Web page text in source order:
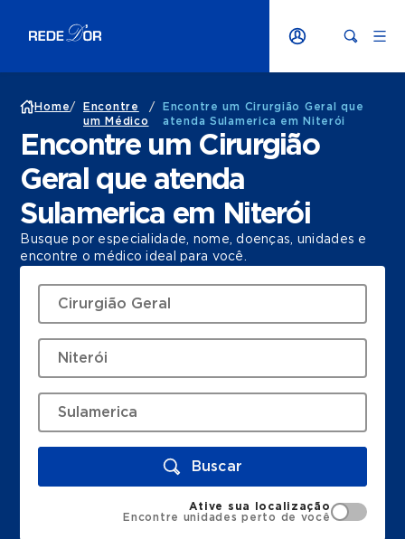
Home/
Encontre
um Médico
/
Encontre um Cirurgião Geral que
atenda Sulamerica em Niterói
Encontre um Cirurgião
Geral que atenda
Sulamerica em Niterói
Busque por especialidade, nome, doenças, unidades e
encontre o médico ideal para você.
Buscar
Ative sua localização
Encontre unidades perto de você